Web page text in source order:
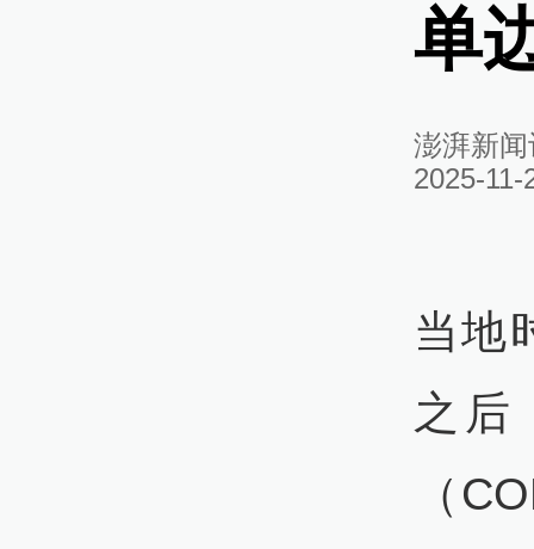
单
澎湃新
2025-11-
当地
之后
（